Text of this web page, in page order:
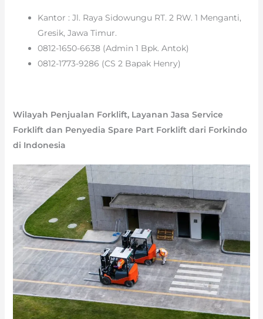
Kantor : Jl. Raya Sidowungu RT. 2 RW. 1 Menganti,
Gresik, Jawa Timur.
0812-1650-6638 (Admin 1 Bpk. Antok)
0812-1773-9286 (CS 2 Bapak Henry)
Wilayah Penjualan Forklift, Layanan Jasa Service
Forklift dan Penyedia Spare Part Forklift dari Forkindo
di Indonesia